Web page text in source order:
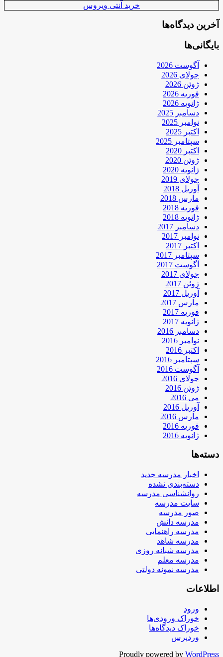
خرید آنتی ویروس
آخرین دیدگاه‌ها
بایگانی‌ها
آگوست 2026
جولای 2026
ژوئن 2026
فوریه 2026
ژانویه 2026
دسامبر 2025
نوامبر 2025
اکتبر 2025
سپتامبر 2025
اکتبر 2020
ژوئن 2020
ژانویه 2020
جولای 2019
آوریل 2018
مارس 2018
فوریه 2018
ژانویه 2018
دسامبر 2017
نوامبر 2017
اکتبر 2017
سپتامبر 2017
آگوست 2017
جولای 2017
ژوئن 2017
آوریل 2017
مارس 2017
فوریه 2017
ژانویه 2017
دسامبر 2016
نوامبر 2016
اکتبر 2016
سپتامبر 2016
آگوست 2016
جولای 2016
ژوئن 2016
می 2016
آوریل 2016
مارس 2016
فوریه 2016
ژانویه 2016
دسته‌ها
اخبار مدرسه جدید
دسته‌بندی نشده
روانشناسی مدرسه
سایت مدرسه
صور مدرسه
مدرسه دانش
مدرسه راهنمایی
مدرسه شاهد
مدرسه شبانه روزی
مدرسه معلم
مدرسه نمونه دولتی
اطلاعات
ورود
خوراک ورودی‌ها
خوراک دیدگاه‌ها
وردپرس
Proudly powered by WordPress